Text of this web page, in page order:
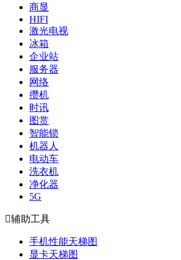
商显
HIFI
激光电视
冰箱
企业站
服务器
网络
攒机
时讯
图赏
智能锁
机器人
电动车
洗衣机
净化器
5G
辅助工具
手机性能天梯图
显卡天梯图